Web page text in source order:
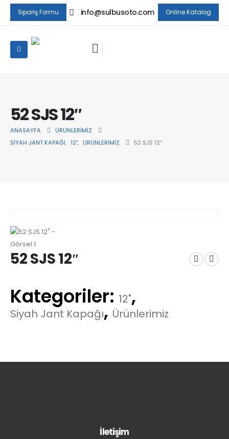
Sipariş Formu info@sulbusoto.com Online Katalog
52 SJS 12″
ANASAYFA
ÜRÜNLERIMIZ
SIYAH JANT KAPAĞI, 12", ÜRÜNLERIMIZ 52 SJS 12″
52 SJS 12″
Kategoriler: 12",
Siyah Jant Kapağı,Ürünlerimiz
İletişim